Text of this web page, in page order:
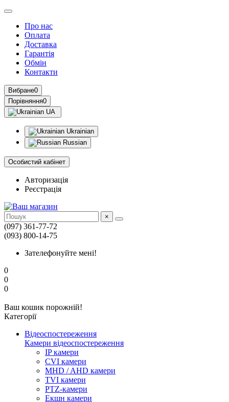
Про нас
Оплата
Доставка
Гарантія
Обмін
Контакти
Вибране0
Порівняння0
UA
Ukrainian
Russian
Особистий кабінет
Авторизація
Реєстрація
×
(097) 361-77-72
(093) 800-14-75
Зателефонуйте мені!
0
0
0
Ваш кошик порожній!
Категорії
Відеоспостереження
Камери відеоспостереження
IP камери
CVI камери
MHD / AHD камери
TVI камери
PTZ-камери
Екшн камери